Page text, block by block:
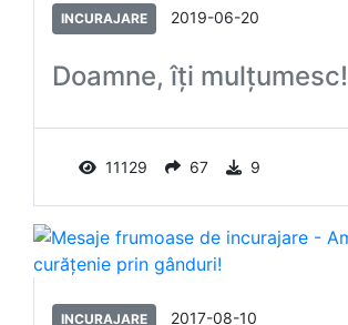
INCURAJARE 2019-06-20
Doamne, îți mulțumesc!
11129 67 9
INCURAJARE 2017-08-10